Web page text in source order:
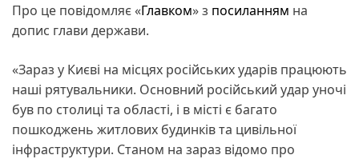
Про це повідомляє «Главком» з посиланням на
допис глави держави.
«Зараз у Києві на місцях російських ударів працюють
наші рятувальники. Основний російський удар уночі
був по столиці та області, і в місті є багато
пошкоджень житлових будинків та цивільної
інфраструктури. Станом на зараз відомо про